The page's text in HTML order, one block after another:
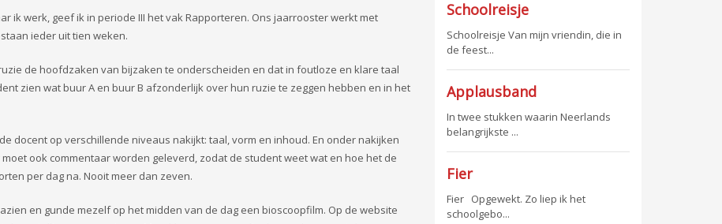
ik werk, geef ik in periode III het vak Rapporteren. Ons jaarrooster werkt met
ieder uit tien weken.
de hoofdzaken van bijzaken te onderscheiden en dat in foutloze en klare taal
zien wat buur A en buur B afzonderlijk over hun ruzie te zeggen hebben en in het
docent op verschillende niveaus nakijkt: taal, vorm en inhoud. En onder nakijken
ook commentaar worden geleverd, zodat de student weet wat en hoe het de
per dag na. Nooit meer dan zeven.
en gunde mezelf op het midden van de dag een bioscoopfilm. Op de website
Schoolreisje
Schoolreisje Van mijn vriendin, die in
de feest...
Applausband
In twee stukken waarin Neerlands
belangrijkste ...
Fier
Fier Opgewekt. Zo liep ik het
schoolgebo...